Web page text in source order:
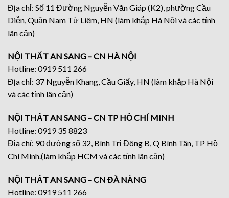
Địa chỉ: Số 11 Đường Nguyễn Văn Giáp (K2), phường Cầu
Diễn, Quận Nam Từ Liêm, HN (làm khắp Hà Nội và các tỉnh
lân cận)
NỘI THẤT AN SANG – CN HÀ NỘI
Hotline: 0919 511 266
Địa chỉ: 37 Nguyễn Khang, Cầu Giấy, HN (làm khắp Hà Nội
và các tỉnh lân cận)
NỘI THẤT AN SANG – CN TP HỒ CHÍ MINH
Hotline: 0919 35 8823
Địa chỉ: 90 đường số 32, Bình Trị Đông B, Q Bình Tân, TP Hồ
Chí Minh.(làm khắp HCM và các tỉnh lân cận)
NỘI THẤT AN SANG – CN ĐÀ NẴNG
Hotline: 0919 511 266